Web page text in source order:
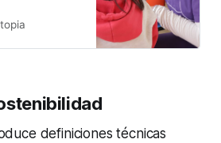
y
definiciones técnicas